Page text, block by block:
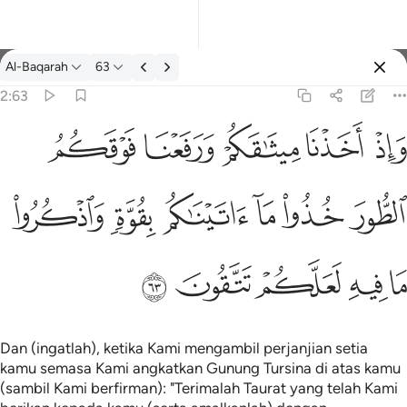
Tafsir: Al-Baqarah 2:63
Al-Baqarah 63
2:63
فوقكم الطور خذوا ما اتيناكم بقوة واذكروا ما فيه لعلكم تتقون ٦٣
ٱلطُّورَ خُذُوا۟ مَآ ءَاتَيْنَـٰكُم بِقُوَّةٍۢ وَٱذْكُرُوا۟ مَا فِيهِ لَعَلَّكُمْ تَتَّقُونَ ٦٣ﱚ ﱛﱜﱝﱞ
ﱟﱠﱡﱢ ﱣﱤ
ﱥﱦﱧﱨﱩ
Dan (ingatlah), ketika Kami mengambil perjanjian setia
kamu semasa Kami angkatkan Gunung Tursina di atas kamu
(sambil Kami berfirman): "Terimalah Taurat yang telah Kami